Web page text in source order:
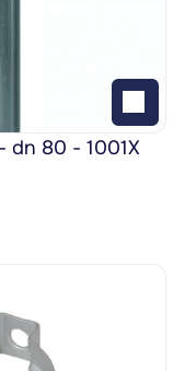
dn 80 - 1001X